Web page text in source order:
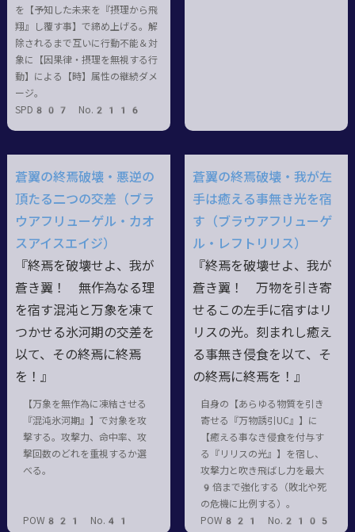
を【予知した未来を『摂理から飛
翔』し覆す事】で締め上げる。解
除されるまで互いに行動不能＆対
象に【因果律・摂理を無視する行
動】による【時】属性の継続ダメ
ージ。
SPD807 No.2116
蒼翼の終焉破壊・悪逆の
頂たる二つの交差（ブラ
ウアフリューゲル・カオ
スアイスエイジ）
『終焉を破壊せよ、我が
蒼き翼！ 無作為なる理
を宿す混沌と万象を凍て
つかせる氷河期の交差を
以て、その終焉に終焉
を！』
【万象を無作為に凍結させる
『混沌氷河期』】で対象を攻
撃する。攻撃力、命中率、攻
撃回数のどれを重視するか選
べる。
POW821 No.41
蒼翼の終焉破壊・我が左
手は癒える事無き光を宿
す（ブラウアフリューゲ
ル・レフトリリス）
『終焉を破壊せよ、我が
蒼き翼！ 万物を引き寄
せるこの左手に宿すはリ
リスの光。刻まれし癒え
る事無き侵食を以て、そ
の終焉に終焉を！』
自身の【あらゆる物質を引き
寄せる『万物誘引UC』】に
【癒える事なき侵食を付与す
る『リリスの光』】を宿し、
攻撃力と吹き飛ばし力を最大
9倍まで強化する（敗北や死
の危機に比例する）。
POW821 No.2105